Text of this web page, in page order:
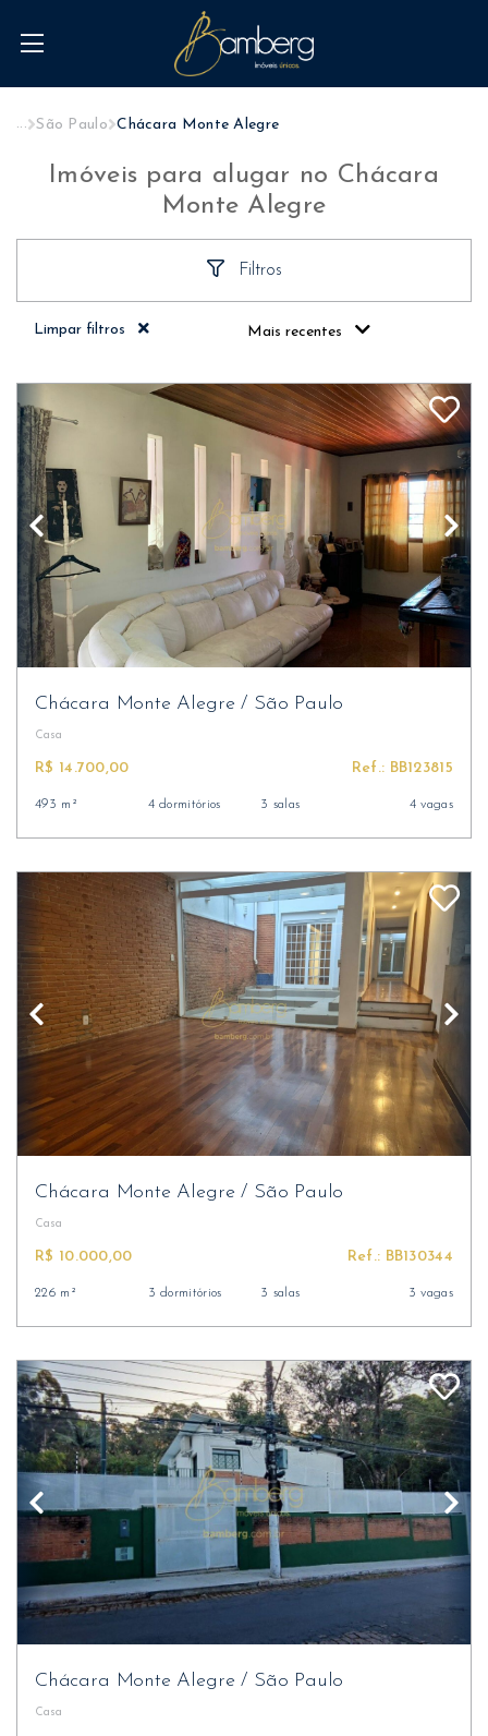
... São Paulo Chácara Monte Alegre
Imóveis para alugar no Chácara
Monte Alegre
Filtros
Limpar filtros Mais recentes
Chácara Monte Alegre/ São Paulo
Casa
R$ 14.700,00 Ref.: BB123815
493 m² 4 dormitórios 3 salas 4 vagas
Chácara Monte Alegre/ São Paulo
Casa
R$ 10.000,00 Ref.: BB130344
226 m² 3 dormitórios 3 salas 3 vagas
Chácara Monte Alegre/ São Paulo
Casa